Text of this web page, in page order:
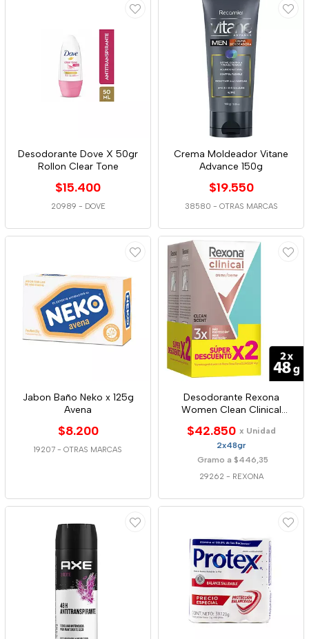
Desodorante Dove X 50gr
Rollon Clear Tone
$15.400
20989 - DOVE
Crema Moldeador Vitane
Advance 150g
$19.550
38580 - OTRAS MARCAS
Jabon Baño Neko x 125g
Avena
$8.200
19207 - OTRAS MARCAS
Desodorante Rexona
Women Clean Clinical
$42.850 x Unidad
2x48gr
Gramo a $446,35
29262 - REXONA